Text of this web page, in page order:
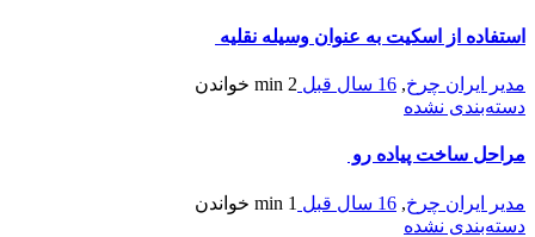
استفاده از اسکیت به عنوان وسیله نقلیه
مدیر ایران چرخ, 16 سال قبل 2 min
خواندن
دسته‌بندی نشده
مراحل ساخت پیاده رو
مدیر ایران چرخ, 16 سال قبل 1 min
خواندن
دسته‌بندی نشده